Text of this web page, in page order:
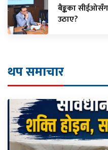
बैङ्कका
उठाए?
थप समाचार